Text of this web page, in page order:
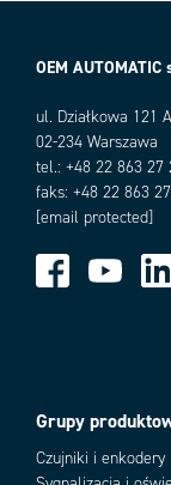
Połączenie procesowe
Zakres zastosowania
OEM AUTOMATIC
ul. Działkowa 121 A
02-234 Warszawa
tel.: +48 22 863 27
faks: +48 22 863
[email protected]
Grupy
Czujniki i enkodery